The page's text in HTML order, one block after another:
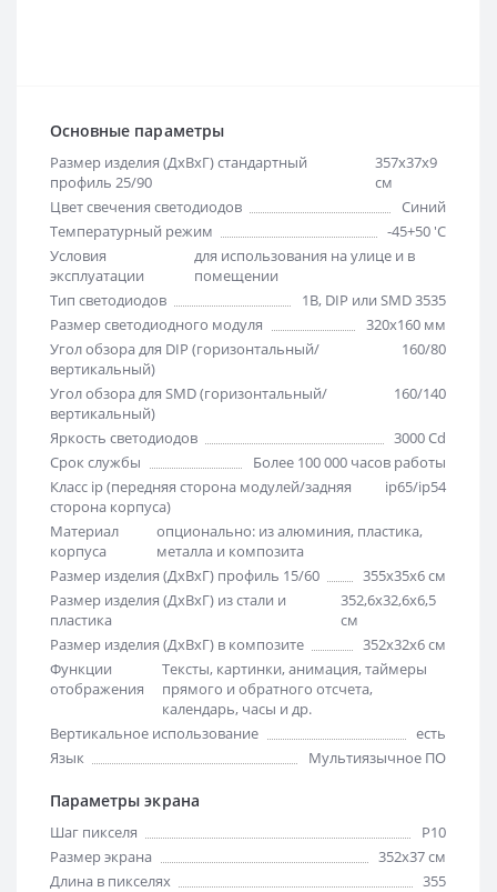
Основные параметры
Размер изделия (ДхВхГ) стандартный
профиль 25/90
357х37х9
см
Цвет свечения светодиодов
Синий
Температурный режим
-45+50 'C
Условия
эксплуатации
для использования на улице и в
помещении
Тип светодиодов
1B, DIP или SMD 3535
Размер светодиодного модуля
320х160 мм
Угол обзора для DIP (горизонтальный/
вертикальный)
160/80
Угол обзора для SMD (горизонтальный/
вертикальный)
160/140
Яркость светодиодов
3000 Cd
Срок службы
Более 100 000 часов работы
Класс ip (передняя сторона модулей/задняя
сторона корпуса)
ip65/ip54
Материал
корпуса
опционально: из алюминия, пластика,
металла и композита
Размер изделия (ДхВхГ) профиль 15/60
355х35х6 см
Размер изделия (ДхВхГ) из стали и
пластика
352,6х32,6х6,5
см
Размер изделия (ДхВхГ) в композите
352х32х6 см
Функции
отображения
Тексты, картинки, анимация, таймеры
прямого и обратного отсчета,
календарь, часы и др.
Вертикальное использование
есть
Язык
Мультиязычное ПО
Параметры экрана
Шаг пикселя
Р10
Размер экрана
352х37 см
Длина в пикселях
355